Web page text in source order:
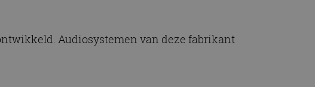
Audiosystemen van deze fabrikant